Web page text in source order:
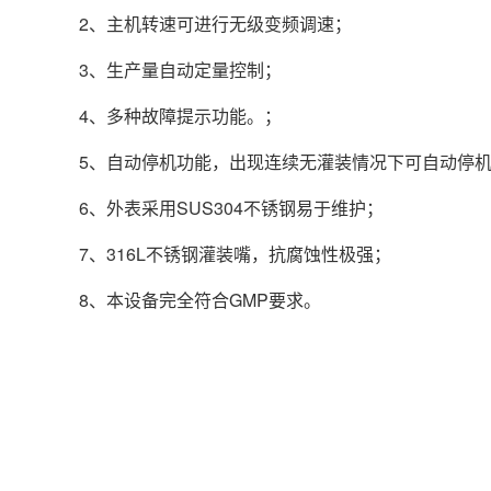
2、主机转速可进行无级变频调速；
3、生产量自动定量控制；
4、多种故障提示功能。；
5、自动停机功能，出现连续无灌装情况下可自动停
6、外表采用SUS304不锈钢易于维护；
7、316L不锈钢灌装嘴，抗腐蚀性极强；
8、本设备完全符合GMP要求。